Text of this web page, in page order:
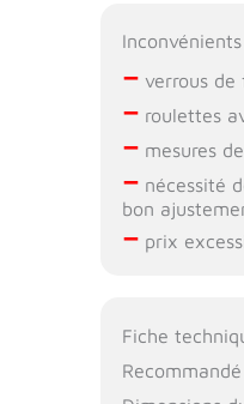
Inconvénients
–verrous de
–roulettes
–mesures
–nécessité
bon
–prix
Fiche